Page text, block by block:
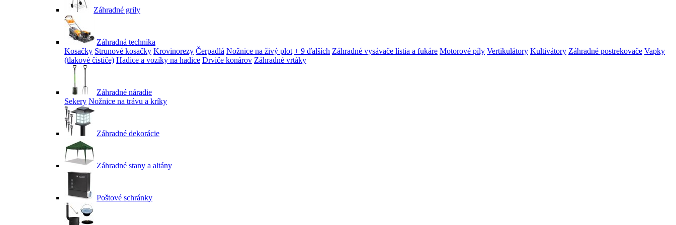
Záhradné grily
Záhradná technika
Kosačky Strunové kosačky Krovinorezy Čerpadlá Nožnice na živý plot + 9 ďalších Záhradné vysávače lístia a fukáre Motorové píly Vertikulátory Kultivátory Záhradné postrekovače Vapky
(tlakové čističe) Hadice a vozíky na hadice Drviče konárov Záhradné vrtáky
Záhradné náradie
Sekery Nožnice na trávu a kríky
Záhradné dekorácie
Záhradné stany a altány
Poštové schránky